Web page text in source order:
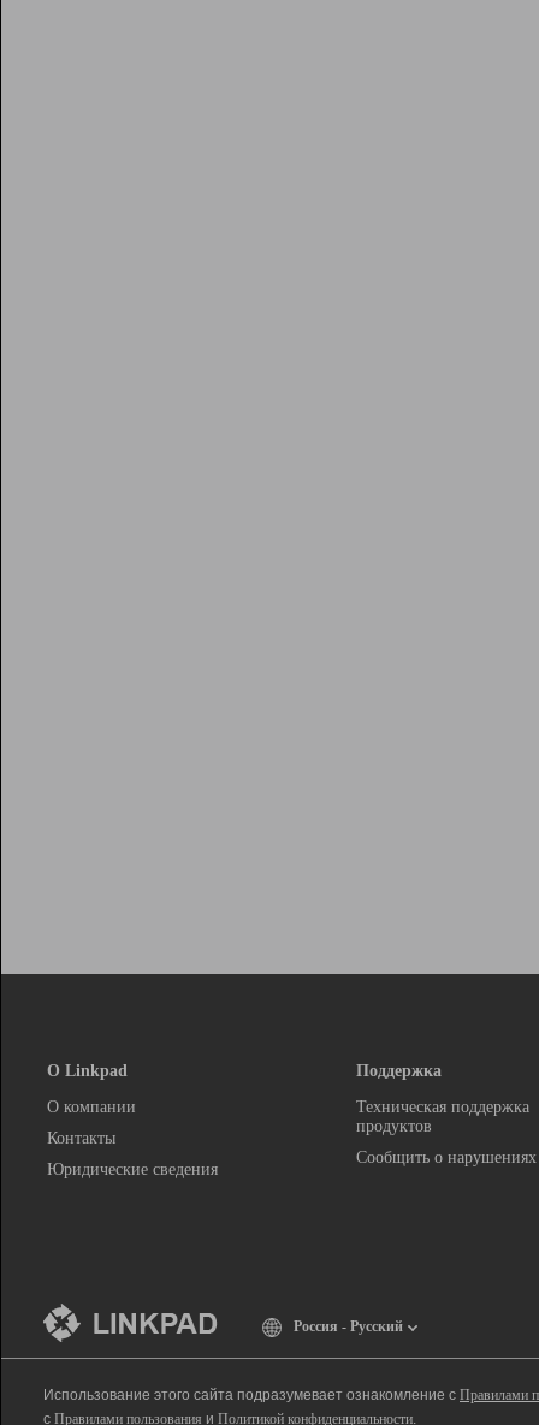
О Linkpad
О компании
Контакты
Юридические сведения
Поддержка
Техническая поддержка
продуктов
Сообщить о нарушениях
Россия - Русский
Использование этого сайта подразумевает ознакомление с Правилами
с Правилами пользования и Политикой конфиденциальности.